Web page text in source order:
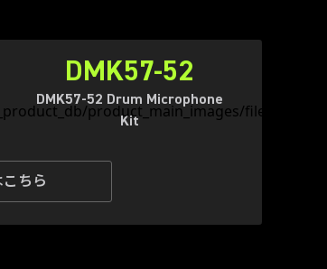
DMK57-52
DMK57-52 Drum Microphone
Kit
ちら